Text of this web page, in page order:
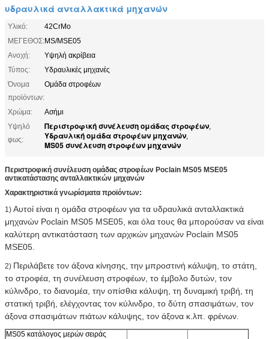
υδραυλικά ανταλλακτικά μηχανών
Υλικό:
42CrMo
ΜΕΓΕΘΟΣ:MS/MSE05
Ανοχή:
Υψηλή ακρίβεια
Τύπος:
Υδραυλικές μηχανές
Όνομα
προϊόντων:
Ομάδα στροφέων
Χρώμα:
Ασήμι
Υψηλό
φως:
Περιστροφική συνέλευση ομάδας στροφέων,
Υδραυλική ομάδα στροφέων μηχανών,
MS05 συνέλευση στροφέων μηχανών
Περιστροφική συνέλευση ομάδας στροφέων Poclain MS05 MSE05
αντικατάστασης ανταλλακτικών μηχανών
Χαρακτηριστικά γνωρίσματα προϊόντων:
1) Αυτοί είναι η ομάδα στροφέων για τα υδραυλικά ανταλλακτικά
μηχανών Poclain MS05 MSE05, και όλα τους θα μπορούσαν να είναι
καλύτερη αντικατάσταση των αρχικών μηχανών Poclain MS05
MSE05.
2) Περιλάβετε τον άξονα κίνησης, την μπροστινή κάλυψη, το στάτη,
το στροφέα, τη συνέλευση στροφέων, το έμβολο δυτών, τον
κύλινδρο, το διανομέα, την οπίσθια κάλυψη, τη δυναμική τριβή, τη
στατική τριβή, ελέγχοντας τον κύλινδρο, το δύτη σπασιμάτων, τον
άξονα σπασιμάτων πιάτων κάλυψης, τον άξονα κ.λπ. φρένων.
MS05 κατάλογος μερών σειράς